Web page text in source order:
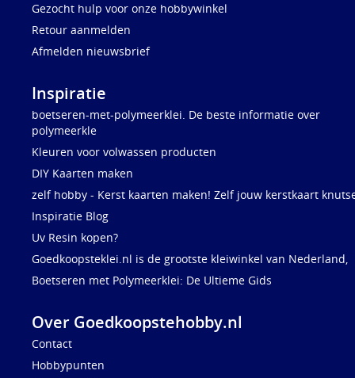
Gezocht hulp voor onze hobbywinkel
Retour aanmelden
Afmelden nieuwsbrief
Inspiratie
boetseren-met-polymeerklei. De beste informatie over
polymeerkle
Kleuren voor volwassen producten
DIY Kaarten maken
zelf hobby - Kerst kaarten maken! Zelf jouw kerstkaart
Inspiratie Blog
Uv Resin kopen?
Goedkoopsteklei.nl is de grootste kleiwinkel van Nederland,
Boetseren met Polymeerklei: De Ultieme Gids
Over Goedkoopstehobby.nl
Contact
Hobbypunten